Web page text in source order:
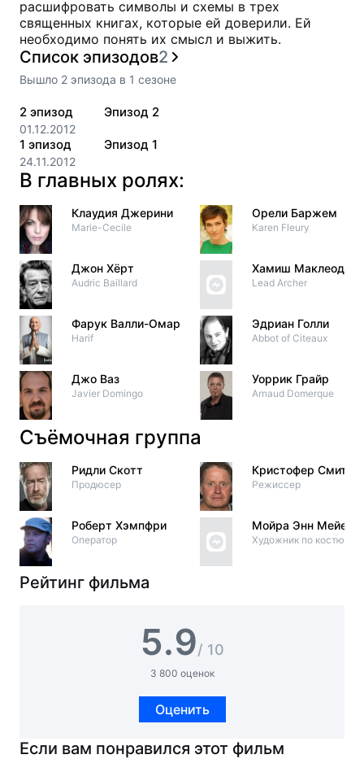
расшифровать символы и схемы в трех
священных книгах, которые ей доверили. Ей
необходимо понять их смысл и выжить.
Список эпизодов2
Вышло 2 эпизода в 1 сезоне
2 эпизод
01.12.2012
Эпизод 2
1 эпизод
24.11.2012
Эпизод 1
В главных ролях:
Клаудия Джерини
Marie-Cecile
Джон Хёрт
Audric Baillard
Фарук Валли-Омар
Harif
Джо Ваз
Javier Domingo
Орели Баржем
Karen Fleury
Хамиш Маклеод
Lead Archer
Эдриан Голли
Abbot of Citeaux
Уоррик Грайр
Arnaud Domerque
Съёмочная группа
Ридли Скотт
Продюсер
Роберт Хэмпфри
Оператор
Кристофер Смит
Режиссер
Мойра Энн Мейер
Художник по костюмам
Рейтинг фильма
5.9/ 10
3 800 оценок
Оценить
Если вам понравился этот фильм